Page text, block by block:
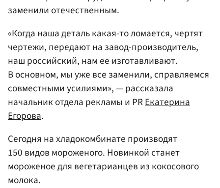
заменили отечественным.
«Когда наша деталь какая-то ломается, чертят
чертежи, передают на завод-производитель,
наш российский, нам ее изготавливают.
В основном, мы уже все заменили, справляемся
совместными усилиями», — рассказала
начальник отдела рекламы и PRЕкатерина
Егорова.
Сегодня на хладокомбинате производят
150 видов мороженого. Новинкой станет
мороженое для вегетарианцев из кокосового
молока.